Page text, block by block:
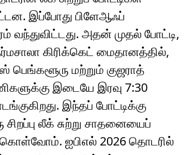
இப்போது பிளேஆஃப்
வந்துவிட்டது. அதன் முதல் போட்டி,
கிரிக்கெட் மைதானத்தில்,
பெங்களூரு மற்றும் குஜராத்
இடையே இரவு 7:30
இந்தப் போட்டிக்கு
லீக் சுற்று சாதனையைப்
ஐபிஎல் 2026 தொடரில்